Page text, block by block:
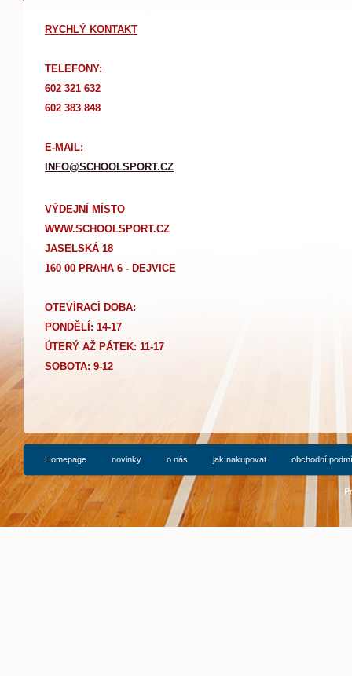
RYCHLÝ KONTAKT
TELEFONY:
602 321 632
602 383 848
E-MAIL:
INFO@SCHOOLSPORT.CZ
VÝDEJNÍ MÍSTO
WWW.SCHOOLSPORT.CZ
JASELSKÁ 18
160 00 PRAHA 6 - DEJVICE
OTEVÍRACÍ DOBA:
PONDĚLÍ: 14-17
ÚTERÝ AŽ PÁTEK: 11-17
SOBOTA: 9-12
Homepage novinky o nás jak nakupovat obchodní